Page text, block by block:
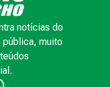
notícias do
pública, muito